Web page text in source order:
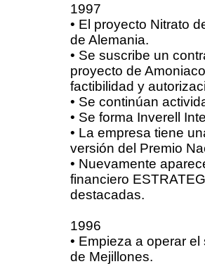
1997
• El proyecto Nitrato
de Alemania.
• Se suscribe un
proyecto de
factibilidad y
• Se continúan
• Se forma Inverell
• La empresa tiene
versión del Premio
• Nuevamente
financiero
destacadas.
1996
• Empieza a operar
de Mejillones.